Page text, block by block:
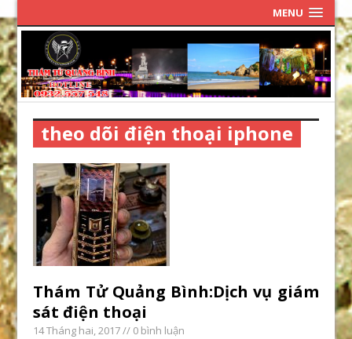
MENU
theo dõi điện thoại iphone
Thám Tử Quảng Bình:Dịch vụ giám
sát điện thoại
14 Tháng hai, 2017// 0 bình luận